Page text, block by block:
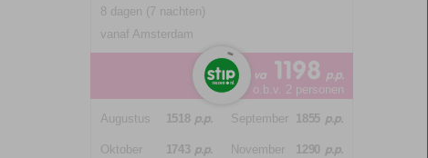
8 dagen (7 nachten)
vanaf Amsterdam
va 1198 p.p.
o.b.v. 2 personen
Augustus 1518 p.p. September 1855 p.p.
Oktober 1743 p.p. November 1290 p.p.